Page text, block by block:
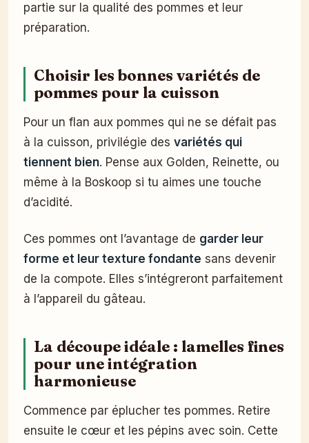
partie sur la qualité des pommes et leur
préparation.
Choisir les bonnes variétés de
pommes pour la cuisson
Pour un flan aux pommes qui ne se défait pas
à la cuisson, privilégie des variétés qui
tiennent bien. Pense aux Golden, Reinette, ou
même à la Boskoop si tu aimes une touche
d’acidité.
Ces pommes ont l’avantage de garder leur
forme et leur texture fondante sans devenir
de la compote. Elles s’intégreront parfaitement
à l’appareil du gâteau.
La découpe idéale : lamelles fines
pour une intégration
harmonieuse
Commence par éplucher tes pommes. Retire
ensuite le cœur et les pépins avec soin. Cette